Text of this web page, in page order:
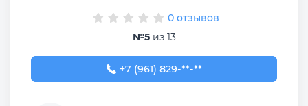
0 отзывов
№5из 13
+7 (961) 829-88-88
+7 (961) 829-**-**